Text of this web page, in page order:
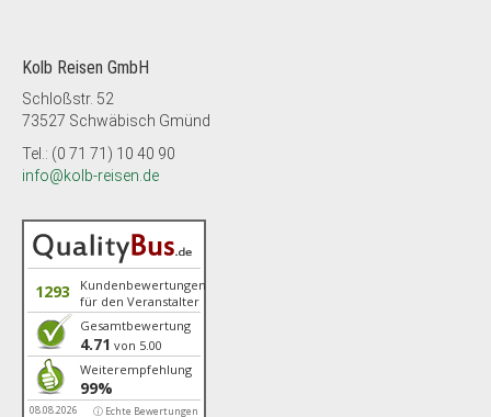
Kolb Reisen GmbH
Schloßstr. 52
73527 Schwäbisch Gmünd
Tel.: (0 71 71) 10 40 90
info@kolb-reisen.de
1293
Kundenbewertungen
für den Veranstalter
Gesamtbewertung
4.71 von 5.00
Weiterempfehlung
99%
08.08.2026 ⓘ Echte Bewertungen